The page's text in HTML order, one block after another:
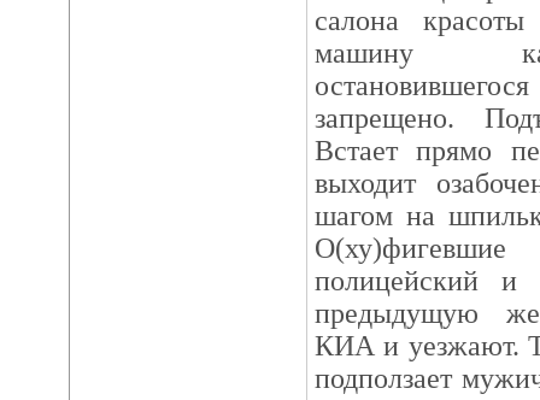
салона
машину
запрещено.
Встает прямо
выходит
шагом на
полицейский и
предыдущую
КИА и уезжают.
подползает